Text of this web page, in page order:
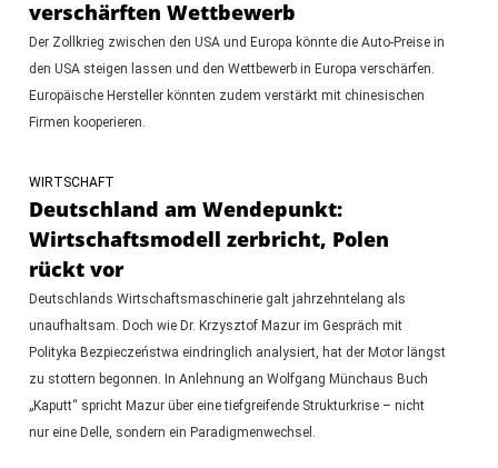
verschärften Wettbewerb
Der Zollkrieg zwischen den USA und Europa könnte die Auto-Preise in
den USA steigen lassen und den Wettbewerb in Europa verschärfen.
Europäische Hersteller könnten zudem verstärkt mit chinesischen
Firmen kooperieren.
WIRTSCHAFT
Deutschland am Wendepunkt:
Wirtschaftsmodell zerbricht, Polen
rückt vor
Deutschlands Wirtschaftsmaschinerie galt jahrzehntelang als
unaufhaltsam. Doch wie Dr. Krzysztof Mazur im Gespräch mit
Polityka Bezpieczeństwa eindringlich analysiert, hat der Motor längst
zu stottern begonnen. In Anlehnung an Wolfgang Münchaus Buch
„Kaputt“ spricht Mazur über eine tiefgreifende Strukturkrise – nicht
nur eine Delle, sondern ein Paradigmenwechsel.